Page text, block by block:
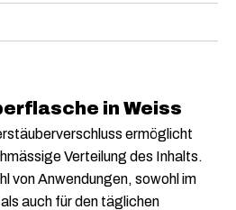
in Weiss
ermöglicht
Verteilung des Inhalts.
von Anwendungen, sowohl im
auch für den täglichen